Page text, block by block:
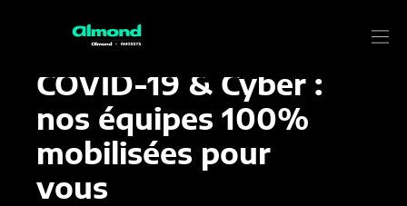
6 AVRIL 2020
COVID-19 & Cyber :
nos équipes 100%
mobilisées pour
vous